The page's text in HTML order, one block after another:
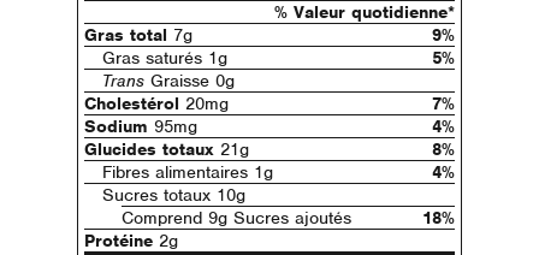
% Valeur quotidienne*
Gras total 7g
9%
Gras saturés 1g
5%
Trans Graisse 0g
Cholestérol 20mg
7%
Sodium 95mg
4%
Glucides totaux 21g
8%
Fibres alimentaires 1g
4%
Sucres totaux 10g
Comprend 9g Sucres ajoutés
18%
Protéine 2g